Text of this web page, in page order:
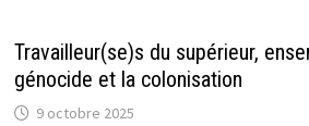
Travailleur(se)s du supérieur,
génocide et la colonisation
9 octobre 2025